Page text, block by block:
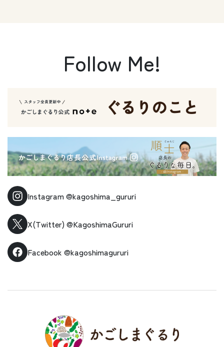
Follow Me!
Instagram@kagoshima_gururi
X(Twitter) @KagoshimaGururi
Facebook @kagoshimagururi